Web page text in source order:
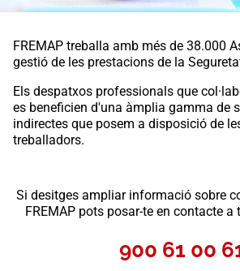
FREMAP treballa amb més de 38.000
gestió de les prestacions de la
Els despatxos professionals que
es beneficien d'una àmplia gamma de
indirectes que posem a disposició de
treballadors.
Si desitges ampliar informació sobre
FREMAP pots posar-te en contacte a
900 61 00